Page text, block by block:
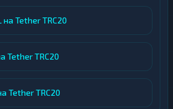
Tether TRC20
Tether TRC20
Tether TRC20